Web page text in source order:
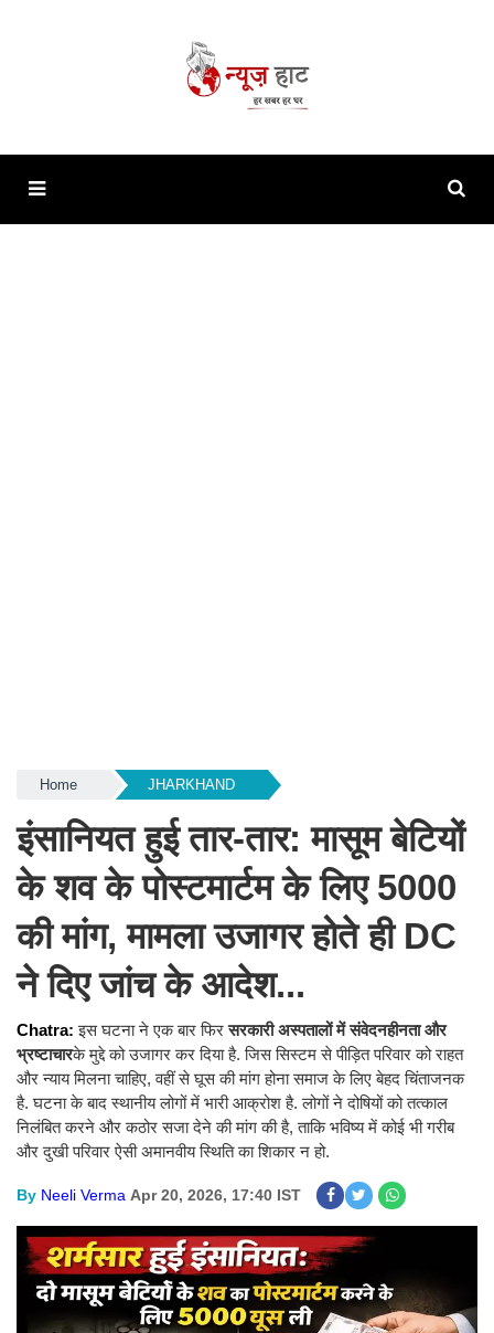
Home JHARKHAND
इंसानियत हुई तार-तार: मासूम बेटियों
के शव के पोस्टमार्टम के लिए 5000
की मांग, मामला उजागर होते ही DC
ने दिए जांच के आदेश...
Chatra:इस घटना ने एक बार फिरसरकारी अस्पतालों में संवेदनहीनता और
भ्रष्टाचारके मुद्दे को उजागर कर दिया है. जिस सिस्टम से पीड़ित परिवार को राहत
और न्याय मिलना चाहिए, वहीं से घूस की मांग होना समाज के लिए बेहद चिंताजनक
है. घटना के बाद स्थानीय लोगों में भारी आक्रोश है. लोगों ने दोषियों को तत्काल
निलंबित करने और कठोर सजा देने की मांग की है, ताकि भविष्य में कोई भी गरीब
और दुखी परिवार ऐसी अमानवीय स्थिति का शिकार न हो.
By Neeli Verma Apr 20, 2026, 17:40 IST